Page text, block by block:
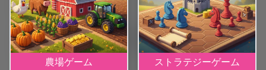
思議な森を気ままに歩き回ったり……急ぐ必要も、無理やりク
リアする必要もナシ。ただただ、隠された秘密や美しい雰囲
気をじっくり味わう、それが醍醐味です。
広大な世界が好きな人、物語や世界観にどっぷり浸りたい人
にはピッタリ。パズルやちょっとしたサバイバル要素がある
農場ゲーム ストラテジーゲーム